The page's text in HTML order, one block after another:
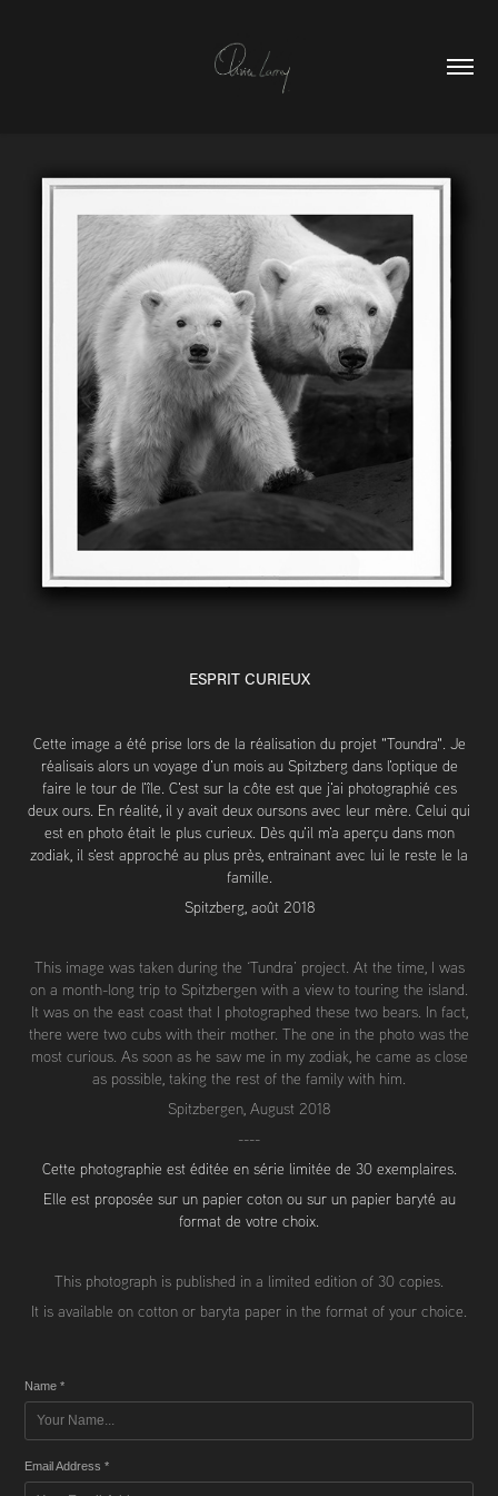
ESPRIT CURIEUX
Cette image a été prise lors de la réalisation du projet "Toundra". Je
réalisais alors un voyage d'un mois au Spitzberg dans l'optique de
faire le tour de l'île. C'est sur la côte est que j'ai photographié ces
deux ours. En réalité, il y avait deux oursons avec leur mère. Celui qui
est en photo était le plus curieux. Dès qu'il m'a aperçu dans mon
zodiak, il s'est approché au plus près, entrainant avec lui le reste le la
famille.
Spitzberg, août 2018
This image was taken during the ‘Tundra’ project. At the time, I was
on a month-long trip to Spitzbergen with a view to touring the island.
It was on the east coast that I photographed these two bears. In fact,
there were two cubs with their mother. The one in the photo was the
most curious. As soon as he saw me in my zodiak, he came as close
as possible, taking the rest of the family with him.
Spitzbergen, August 2018
----
Cette photographie est éditée en série limitée de 30 exemplaires.
Elle est proposée sur un papier coton ou sur un papier baryté au
format de votre choix.
This photograph is published in a limited edition of 30 copies.
It is available on cotton or baryta paper in the format of your choice.
Name *
Email Address *